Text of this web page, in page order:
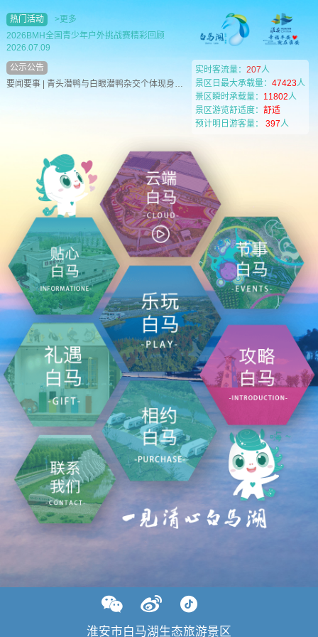
热门活动
>更多
2026BMH全国青少年户外挑战赛精彩回顾
2026.07.09
公示公告
要闻要事 | 青头潜鸭与白眼潜鸭杂交个体现身白马湖
实时客流量： 207人
景区日最大承载量： 47423人
景区瞬时承载量：
11802人
景区游览舒适度： 舒适
预计明日游客量： 397人
淮安市白马湖生态旅游景区